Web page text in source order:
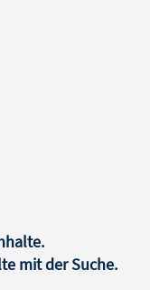
mit der Suche.